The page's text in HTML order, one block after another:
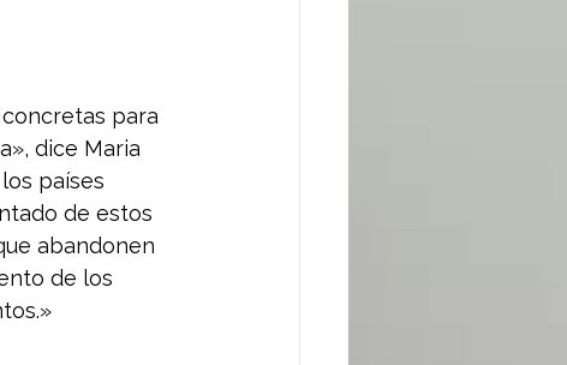
para
dice Maria
países
de estos
abandonen
de los